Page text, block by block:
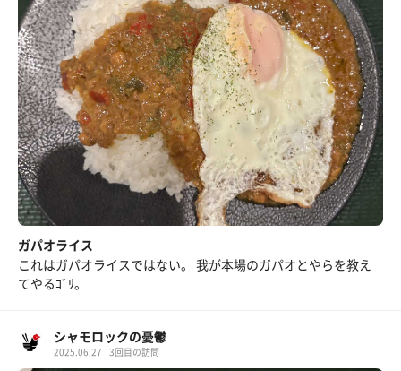
ガパオライス
これはガパオライスではない。 我が本場のガパオとやらを教え
てやるｺﾞﾘ。
シャモロックの憂鬱
2025.06.27 3回目の訪問